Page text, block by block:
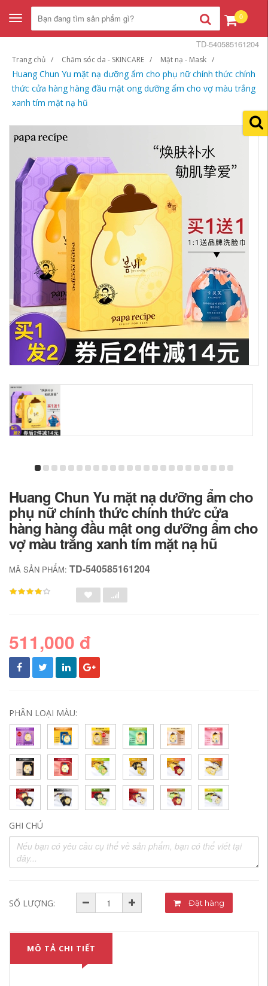
Toggle
navigation
0
Trang chủ Chăm sóc da - SKINCARE Mặt nạ - Mask
Huang Chun Yu mặt nạ dưỡng ẩm cho phụ nữ chính thức chính
thức cửa hàng hàng đầu mật ong dưỡng ẩm cho vợ màu trắng
xanh tím mặt nạ hũ
TD-540585161204
Huang Chun Yu mặt nạ dưỡng ẩm cho
phụ nữ chính thức chính thức cửa
hàng hàng đầu mật ong dưỡng ẩm cho
vợ màu trắng xanh tím mặt nạ hũ
MÃ SẢN PHẨM: TD-540585161204
511,000 đ
PHÂN LOẠI MÀU:
GHI CHÚ
SỐ LƯỢNG: Đặt hàng
MÔ TẢ CHI TIẾT